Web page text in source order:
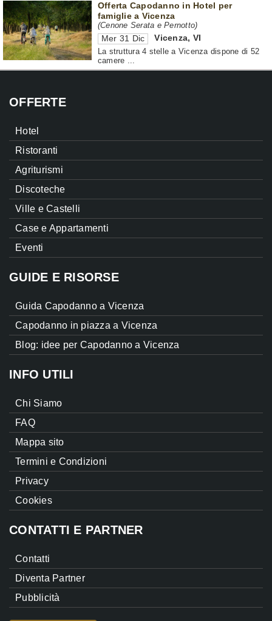
Offerta Capodanno in Hotel per
famiglie a Vicenza
(Cenone Serata e Pernotto)
Mer 31 Dic Vicenza, VI
La struttura 4 stelle a Vicenza dispone di 52
camere ...
OFFERTE
Hotel
Ristoranti
Agriturismi
Discoteche
Ville e Castelli
Case e Appartamenti
Eventi
GUIDE E RISORSE
Guida Capodanno a Vicenza
Capodanno in piazza a Vicenza
Blog: idee per Capodanno a Vicenza
INFO UTILI
Chi Siamo
FAQ
Mappa sito
Termini e Condizioni
Privacy
Cookies
CONTATTI E PARTNER
Contatti
Diventa Partner
Pubblicità